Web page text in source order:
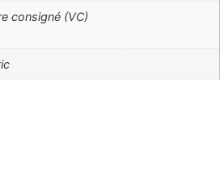
consigné (VC)